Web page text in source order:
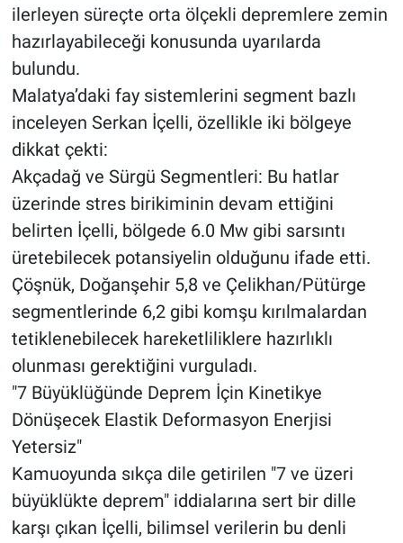
ilerleyen süreçte orta ölçekli depremlere zemin
hazırlayabileceği konusunda uyarılarda
bulundu.
Malatya’daki fay sistemlerini segment bazlı
inceleyen Serkan İçelli, özellikle iki bölgeye
dikkat çekti:
Akçadağ ve Sürgü Segmentleri: Bu hatlar
üzerinde stres birikiminin devam ettiğini
belirten İçelli, bölgede 6.0 Mw gibi sarsıntı
üretebilecek potansiyelin olduğunu ifade etti.
Çöşnük, Doğanşehir 5,8 ve Çelikhan/Pütürge
segmentlerinde 6,2 gibi komşu kırılmalardan
tetiklenebilecek hareketliliklere hazırlıklı
olunması gerektiğini vurguladı.
"7 Büyüklüğünde Deprem İçin Kinetikye
Dönüşecek Elastik Deformasyon Enerjisi
Yetersiz"
Kamuoyunda sıkça dile getirilen "7 ve üzeri
büyüklükte deprem" iddialarına sert bir dille
karşı çıkan İçelli, bilimsel verilerin bu denli